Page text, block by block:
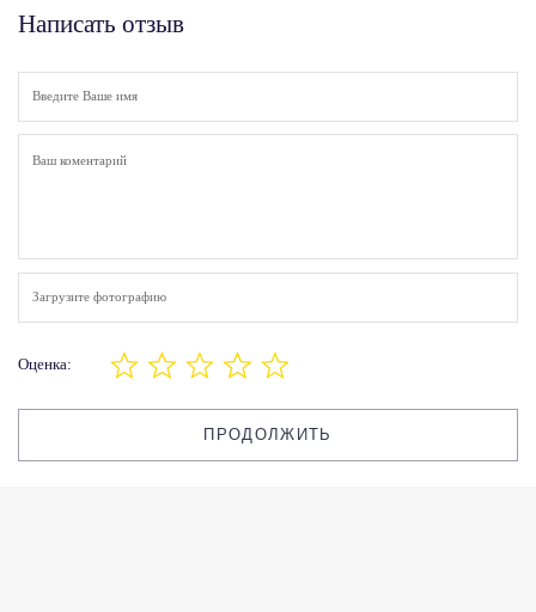
Написать отзыв
Загрузите фотографию
Оценка:
ПРОДОЛЖИТЬ